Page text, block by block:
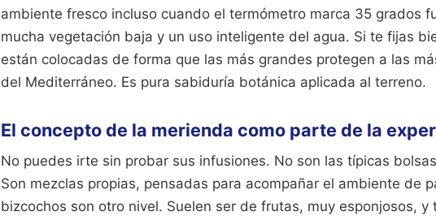
ambiente fresco incluso cuando el termómetro marca 35 grados
mucha vegetación baja y un uso inteligente del agua. Si te fijas
están colocadas de forma que las más grandes protegen a las
del Mediterráneo. Es pura sabiduría botánica aplicada al terreno.
El concepto de la merienda como parte de la
No puedes irte sin probar sus infusiones. No son las típicas
Son mezclas propias, pensadas para acompañar el ambiente de
bizcochos son otro nivel. Suelen ser de frutas, muy esponjosos, y